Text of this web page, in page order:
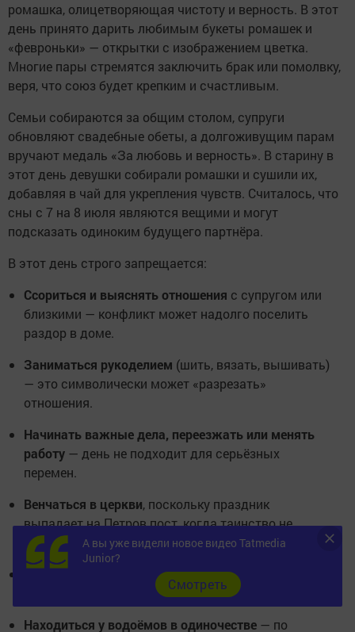
ромашка, олицетворяющая чистоту и верность. В этот
день принято дарить любимым букеты ромашек и
«февроньки» — открытки с изображением цветка.
Многие пары стремятся заключить брак или помолвку,
веря, что союз будет крепким и счастливым.
Семьи собираются за общим столом, супруги
обновляют свадебные обеты, а долгоживущим парам
вручают медаль «За любовь и верность». В старину в
этот день девушки собирали ромашки и сушили их,
добавляя в чай для укрепления чувств. Считалось, что
сны с 7 на 8 июля являются вещими и могут
подсказать одиноким будущего партнёра.
В этот день строго запрещается:
Ссориться и выяснять отношения с супругом или
близкими — конфликт может надолго поселить
раздор в доме.
Заниматься рукоделием (шить, вязать, вышивать)
— это символически может «разрезать»
отношения.
Начинать важные дела, переезжать или менять
работу — день не подходит для серьёзных
перемен.
Венчаться в церкви, поскольку праздник
выпадает на Петров пост, когда таинство не
совершается.
Носить чёрную одежду— считается, что тёмные
цвета притягивают беду.
Находиться у водоёмов в одиночестве — по
А вы уже видели новое видео Tatmedia
Junior?
Cмотреть